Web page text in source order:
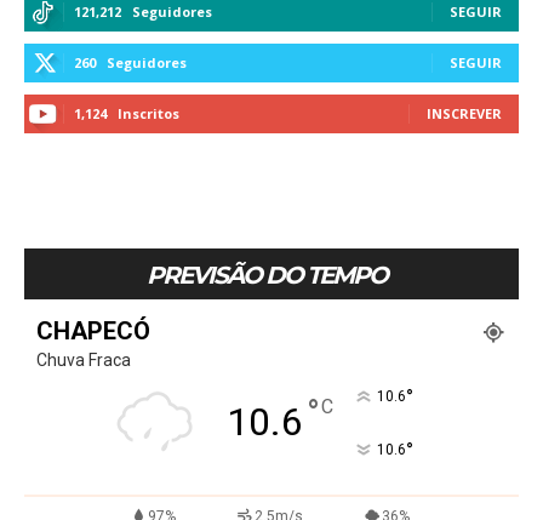
121,212 Seguidores SEGUIR
260 Seguidores SEGUIR
1,124 Inscritos INSCREVER
PREVISÃO DO TEMPO
CHAPECÓ
Chuva Fraca
10.6 °C 10.6°
10.6°
97% 2.5m/s 36%